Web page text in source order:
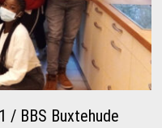
/ BBS Buxtehude